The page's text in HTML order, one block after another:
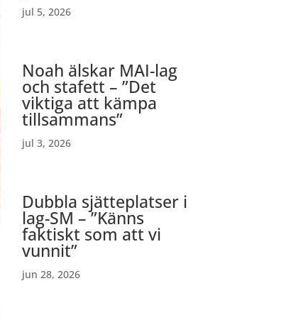
jul 5, 2026
Noah älskar MAI-lag
och stafett – ”Det
viktiga att kämpa
tillsammans”
jul 3, 2026
Dubbla sjätteplatser i
lag-SM – ”Känns
faktiskt som att vi
vunnit”
jun 28, 2026